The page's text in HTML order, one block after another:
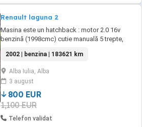
Renault laguna 2
Masina este un hatchback : motor 2.0 16v
benzină (1998cmc) cutie manuală 5 trepte,
Geamuri electrice, Oglinzi electrice pliabile, 2x
seturi de jante cu cauciucuri. Are ITP până in
noiembrie 2026 si taxe la zi. Este recent
servisata: filtre, ulei, bujii,antigel. ...
2002 | benzina | 183621 km
Alba Iulia, Alba
3 august
800 EUR
1,100 EUR
Telefon validat